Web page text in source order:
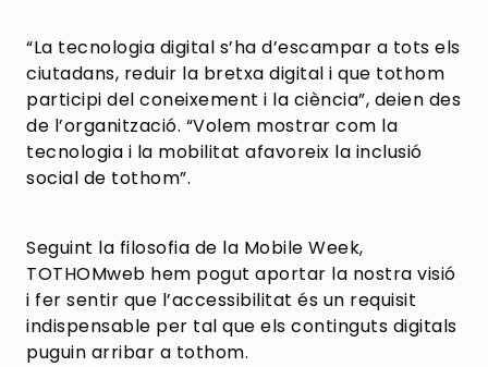
“La tecnologia digital s’ha d’escampar a tots els
ciutadans, reduir la bretxa digital i que tothom
participi del coneixement i la ciència”, deien des
de l’organització. “Volem mostrar com la
tecnologia i la mobilitat afavoreix la inclusió
social de tothom”.
Seguint la filosofia de la Mobile Week,
TOTHOMweb hem pogut aportar la nostra visió
i fer sentir que l’accessibilitat és un requisit
indispensable per tal que els continguts digitals
puguin arribar a tothom.